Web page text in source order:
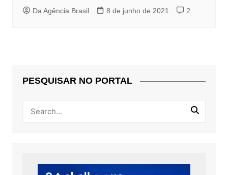
Da Agência Brasil 8 de junho de 2021 2
PESQUISAR NO PORTAL